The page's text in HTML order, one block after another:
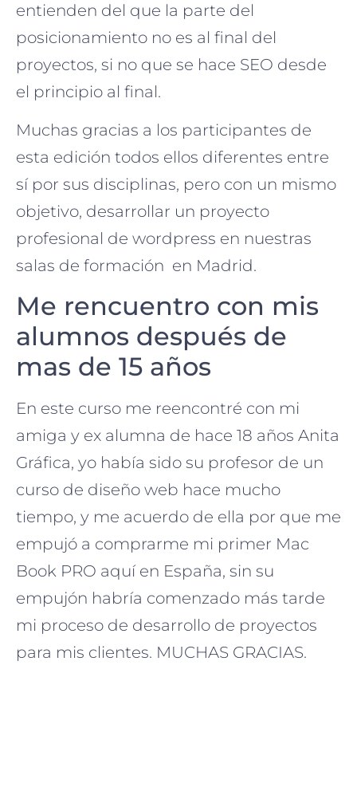
entienden del que la parte del
posicionamiento no es al final del
proyectos, si no que se hace SEO desde
el principio al final.
Muchas gracias a los participantes de
esta edición todos ellos diferentes entre
sí por sus disciplinas, pero con un mismo
objetivo, desarrollar un proyecto
profesional de wordpress en nuestras
salas de formación en Madrid.
Me rencuentro con mis
alumnos después de
mas de 15 años
En este curso me reencontré con mi
amiga y ex alumna de hace 18 años Anita
Gráfica, yo había sido su profesor de un
curso de diseño web hace mucho
tiempo, y me acuerdo de ella por que me
empujó a comprarme mi primer Mac
Book PRO aquí en España, sin su
empujón habría comenzado más tarde
mi proceso de desarrollo de proyectos
para mis clientes. MUCHAS GRACIAS.